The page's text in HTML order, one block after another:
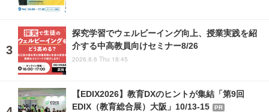
探究学習でウェルビーイング向上、授業実践を紹
介する中高教員向けセミナー8/26
2026.8.6 Thu 18:45
【EDIX2026】教育DXのヒントが集結「第9回
EDIX（教育総合展）大阪」10/13-15
PR